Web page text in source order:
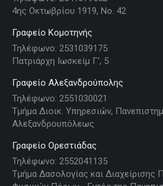
4ης Οκτωβρίου 1919, Νο. 42
Γραφείο Κομοτηνής
Τηλέφωνο: 2531039175
Πατριάρχη Ιωσκείμ Γ', 5
Γραφείο Αλεξανδρούπολης
Τηλέφωνο: 2551030021
Τμήμα Διοικ. Υπηρεσιών,
Αλεξανδρουπόλεως
Γραφείο Ορεστιάδας
Τηλέφωνο: 2552041135
Τμήμα Δασολογίας και Διαχείρισης